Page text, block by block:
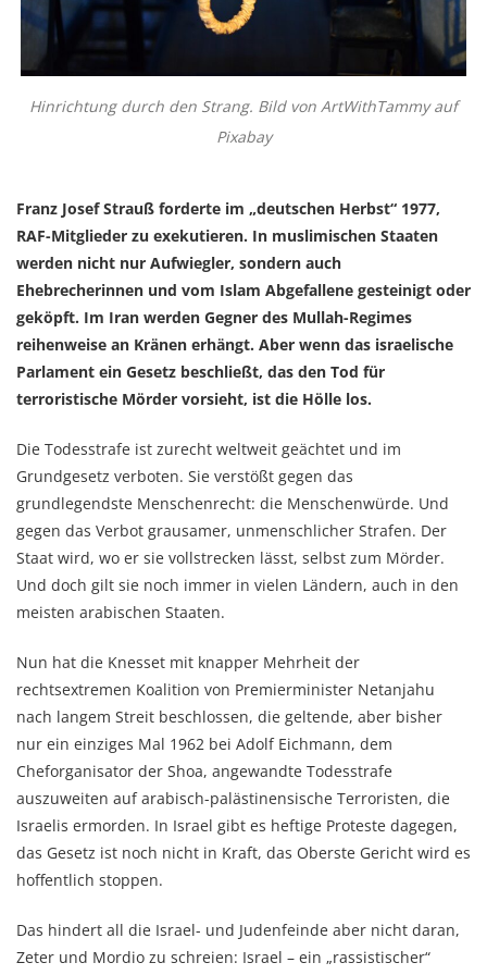
Hinrichtung durch den Strang. Bild von ArtWithTammy auf
Pixabay
Franz Josef Strauß forderte im „deutschen Herbst“ 1977,
RAF-Mitglieder zu exekutieren. In muslimischen Staaten
werden nicht nur Aufwiegler, sondern auch
Ehebrecherinnen und vom Islam Abgefallene gesteinigt oder
geköpft. Im Iran werden Gegner des Mullah-Regimes
reihenweise an Kränen erhängt. Aber wenn das israelische
Parlament ein Gesetz beschließt, das den Tod für
terroristische Mörder vorsieht, ist die Hölle los.
Die Todesstrafe ist zurecht weltweit geächtet und im
Grundgesetz verboten. Sie verstößt gegen das
grundlegendste Menschenrecht: die Menschenwürde. Und
gegen das Verbot grausamer, unmenschlicher Strafen. Der
Staat wird, wo er sie vollstrecken lässt, selbst zum Mörder.
Und doch gilt sie noch immer in vielen Ländern, auch in den
meisten arabischen Staaten.
Nun hat die Knesset mit knapper Mehrheit der
rechtsextremen Koalition von Premierminister Netanjahu
nach langem Streit beschlossen, die geltende, aber bisher
nur ein einziges Mal 1962 bei Adolf Eichmann, dem
Cheforganisator der Shoa, angewandte Todesstrafe
auszuweiten auf arabisch-palästinensische Terroristen, die
Israelis ermorden. In Israel gibt es heftige Proteste dagegen,
das Gesetz ist noch nicht in Kraft, das Oberste Gericht wird es
hoffentlich stoppen.
Das hindert all die Israel- und Judenfeinde aber nicht daran,
Zeter und Mordio zu schreien: Israel – ein „rassistischer“